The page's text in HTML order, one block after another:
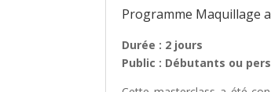
Programme Maquillage
Durée : 2 jours
Public : Débutants ou